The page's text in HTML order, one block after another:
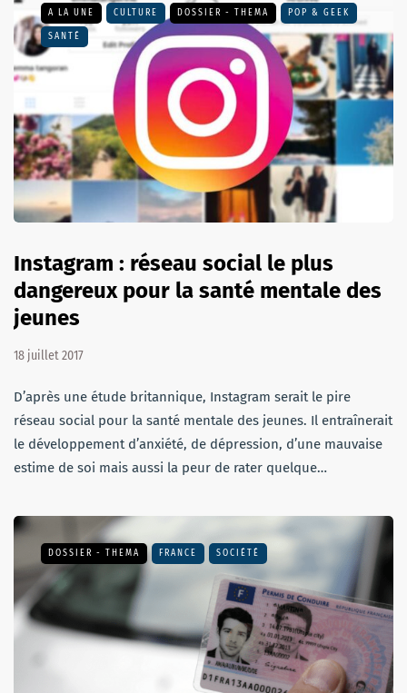
A LA UNE CULTURE DOSSIER - THEMA POP & GEEK
SANTÉ
Instagram : réseau social le plus
dangereux pour la santé mentale des
jeunes
18 juillet 2017
D’après une étude britannique, Instagram serait le pire
réseau social pour la santé mentale des jeunes. Il entraînerait
le développement d’anxiété, de dépression, d’une mauvaise
estime de soi mais aussi la peur de rater quelque…
DOSSIER - THEMA FRANCE SOCIÉTÉ